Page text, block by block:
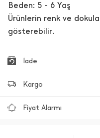
Beden: 5 - 6 Yaş
Ürünlerin renk ve
gösterebilir.
İade
Kargo
Fiyat Alarmı